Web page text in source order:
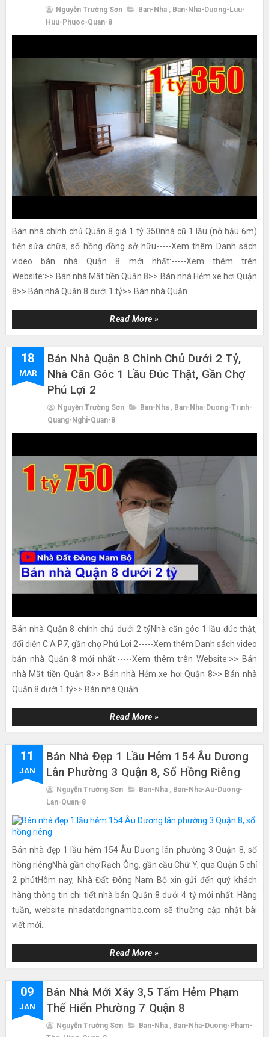
Nguyễn Trường Sơn Ban-Nha , Ban-Nha-Duong-Luu-
Huu-Phuoc-Quan-8
Bán nhà chính chủ Quận 8 giá 1 tỷ 350nhà cũ 1 lầu (nở hậu 6m)
tiện sửa chữa, sổ hồng đồng sở hữu-----Xem thêm Danh sách
video bán nhà Quận 8 mới nhất:-----Xem thêm trên
Website:>> Bán nhà Mặt tiền Quận 8>> Bán nhà Hẻm xe hơi Quận
8>> Bán nhà Quận 8 dưới 1 tỷ>> Bán nhà Quận...
Read More »
18
MAR
Bán Nhà Quận 8 Chính Chủ Dưới 2 Tỷ,
Nhà Căn Góc 1 Lầu Đúc Thật, Gần Chợ
Phú Lợi 2
Nguyễn Trường Sơn Ban-Nha , Ban-Nha-Duong-Trinh-
Quang-Nghi-Quan-8
Bán nhà Quận 8 chính chủ dưới 2 tỷNhà căn góc 1 lầu đúc thật,
đối diện C.A P7, gần chợ Phú Lợi 2-----Xem thêm Danh sách video
bán nhà Quận 8 mới nhất:-----Xem thêm trên Website:>> Bán
nhà Mặt tiền Quận 8>> Bán nhà Hẻm xe hơi Quận 8>> Bán nhà
Quận 8 dưới 1 tỷ>> Bán nhà Quận...
Read More »
11
JAN
Bán Nhà Đẹp 1 Lầu Hẻm 154 Âu Dương
Lân Phường 3 Quận 8, Sổ Hồng Riêng
Nguyễn Trường Sơn Ban-Nha , Ban-Nha-Au-Duong-
Lan-Quan-8
Bán nhà đẹp 1 lầu hẻm 154 Âu Dương lân phường 3 Quận 8, sổ
hồng riêngNhà gần chợ Rạch Ông, gần cầu Chữ Y, qua Quận 5 chỉ
2 phútHôm nay, Nhà Đất Đông Nam Bộ xin gửi đến quý khách
hàng thông tin chi tiết nhà bán Quận 8 dưới 4 tỷ mới nhất. Hàng
tuần, website nhadatdongnambo.com sẽ thường cập nhật bài
viết mới...
Read More »
09
JAN
Bán Nhà Mới Xây 3,5 Tấm Hẻm Phạm
Thế Hiển Phường 7 Quận 8
Nguyễn Trường Sơn Ban-Nha , Ban-Nha-Duong-Pham-